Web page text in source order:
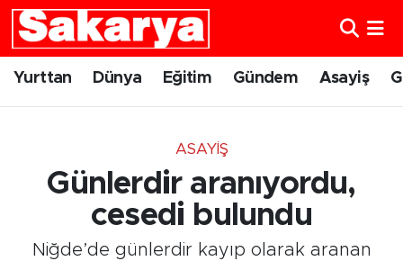
Yurttan Dünya Eğitim Gündem Asayiş
ASAYIŞ
Günlerdir aranıyordu,
cesedi bulundu
Niğde’de günlerdir kayıp olarak aranan
Yurttan
Gündem
Eskişehirspor
Eskişehir Nöbetçi Eczaneler
Eskişehir Namaz Vakitleri
Eskişehir Trafik Yoğunluk Haritası
Süper Lig Puan Durumu ve Fikstür